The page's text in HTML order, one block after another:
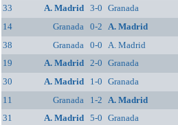
33
A. Madrid 3-0 Granada
14
Granada 0-2 A. Madrid
38
Granada 0-0 A. Madrid
19
A. Madrid 2-0 Granada
30
A. Madrid 1-0 Granada
11
Granada 1-2 A. Madrid
31
A. Madrid 5-0 Granada